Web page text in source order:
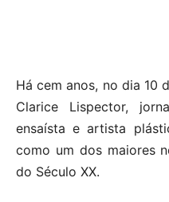
Há cem anos, no dia 10
Clarice Lispector,
ensaísta e artista
como um dos maiores
do Século XX.